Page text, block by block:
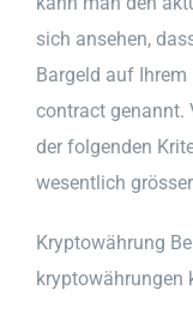
sich ansehen,
Bargeld auf
contract genannt.
der folgenden
wesentlich
Kryptowährung
kryptowährungen